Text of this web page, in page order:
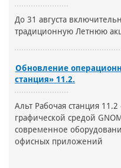
До 31 августа
традиционную Летнюю
Обновление
станция» 11.2.
Альт Рабочая станция
графической средой
современное
офисных приложений